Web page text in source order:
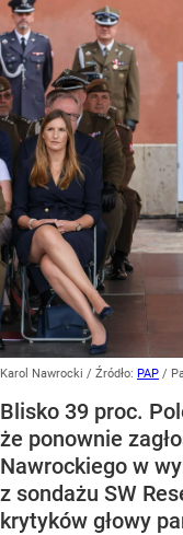
Karol Nawrocki / Źródło: PAP /
Blisko 39 proc.
że ponownie
Nawrockiego w
z sondażu SW
krytyków głowy